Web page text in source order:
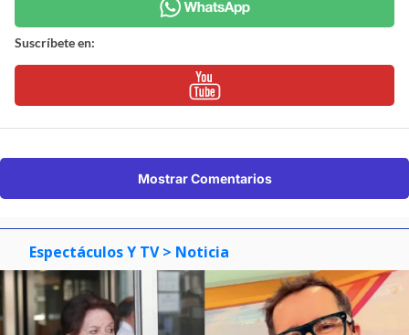
Suscríbete en:
Mostrar Comentarios
Espectáculos Y TV > Noticia